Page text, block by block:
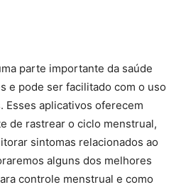
parte importante da saúde
e pode ser facilitado com o uso
Esses aplicativos oferecem
de rastrear o ciclo menstrual,
sintomas relacionados ao
alguns dos melhores
controle menstrual e como